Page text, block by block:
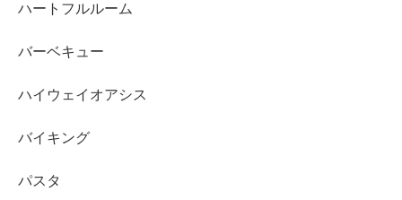
ハートフルルーム
バーベキュー
ハイウェイオアシス
バイキング
パスタ